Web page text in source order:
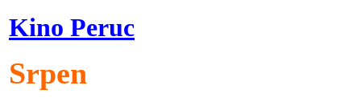
Kino Peruc
Srpen